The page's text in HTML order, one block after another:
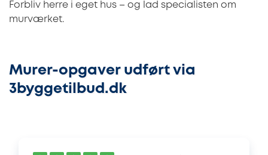
Forbliv herre i eget hus – og lad specialisten om
murværket.
Murer-opgaver udført via
3byggetilbud.dk